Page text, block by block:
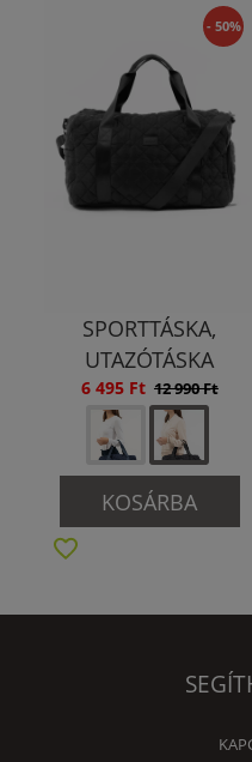
- 50%
SPORTTÁSKA,
UTAZÓTÁSKA
6 495 Ft 12 990 Ft
KOSÁRBA